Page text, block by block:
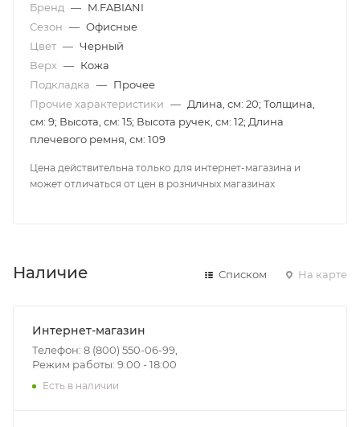
Бренд — M.FABIANI
Сезон — Офисные
Цвет — Черный
Верх — Кожа
Подкладка — Прочее
Прочие характеристики — Длина, см: 20; Толщина,
см: 9; Высота, см: 15; Высота ручек, см: 12; Длина
плечевого ремня, см: 109
Цена действительна только для интернет-магазина и
может отличаться от цен в розничных магазинах
Наличие Списком На карте
Интернет-магазин
Телефон: 8 (800) 550-06-99,
Режим работы: 9:00 - 18:00
Есть в наличии